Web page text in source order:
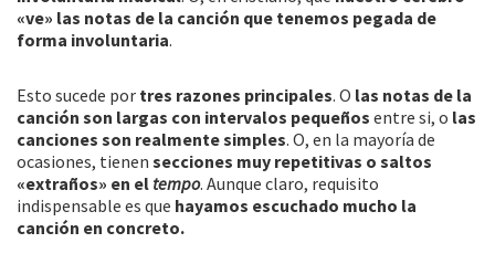
«ve» las notas de la canción que tenemos pegada de
forma involuntaria.
Esto sucede por tres razones principales. O las notas de la
canción son largas con intervalos pequeños entre si, o las
canciones son realmente simples. O, en la mayoría de
ocasiones, tienen secciones muy repetitivas o saltos
«extraños» en el tempo. Aunque claro, requisito
indispensable es que hayamos escuchado mucho la
canción en concreto.